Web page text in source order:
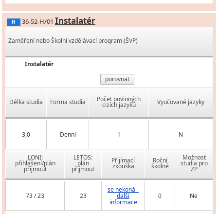
H 36-52-H/01 Instalatér
Zaměření nebo Školní vzdělávací program (ŠVP)
Instalatér
porovnat
Délka studia Forma studia Počet povinných
cizích jazyků Vyučované jazyky
3,0 Denní 1 N
LONI:
přihlášení/plán
přijmout
LETOS:
plán
přijmout
Přijímací
zkouška
Roční
školné
Možnost
studia pro
ZP
73 / 23 23
se nekoná -
další
informace
0 Ne